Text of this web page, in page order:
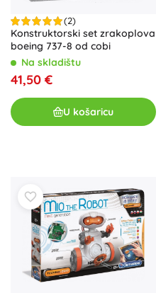
(2)
Konstruktorski set zrakoplova
boeing 737-8 od cobi
Na skladištu
41,50 €
U košaricu